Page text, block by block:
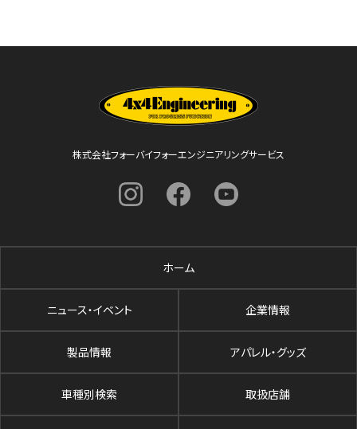
株式会社フォーバイフォーエンジニアリングサービス
ホーム
ニュース・イベント 企業情報
製品情報 アパレル・グッズ
車種別検索 取扱店舗